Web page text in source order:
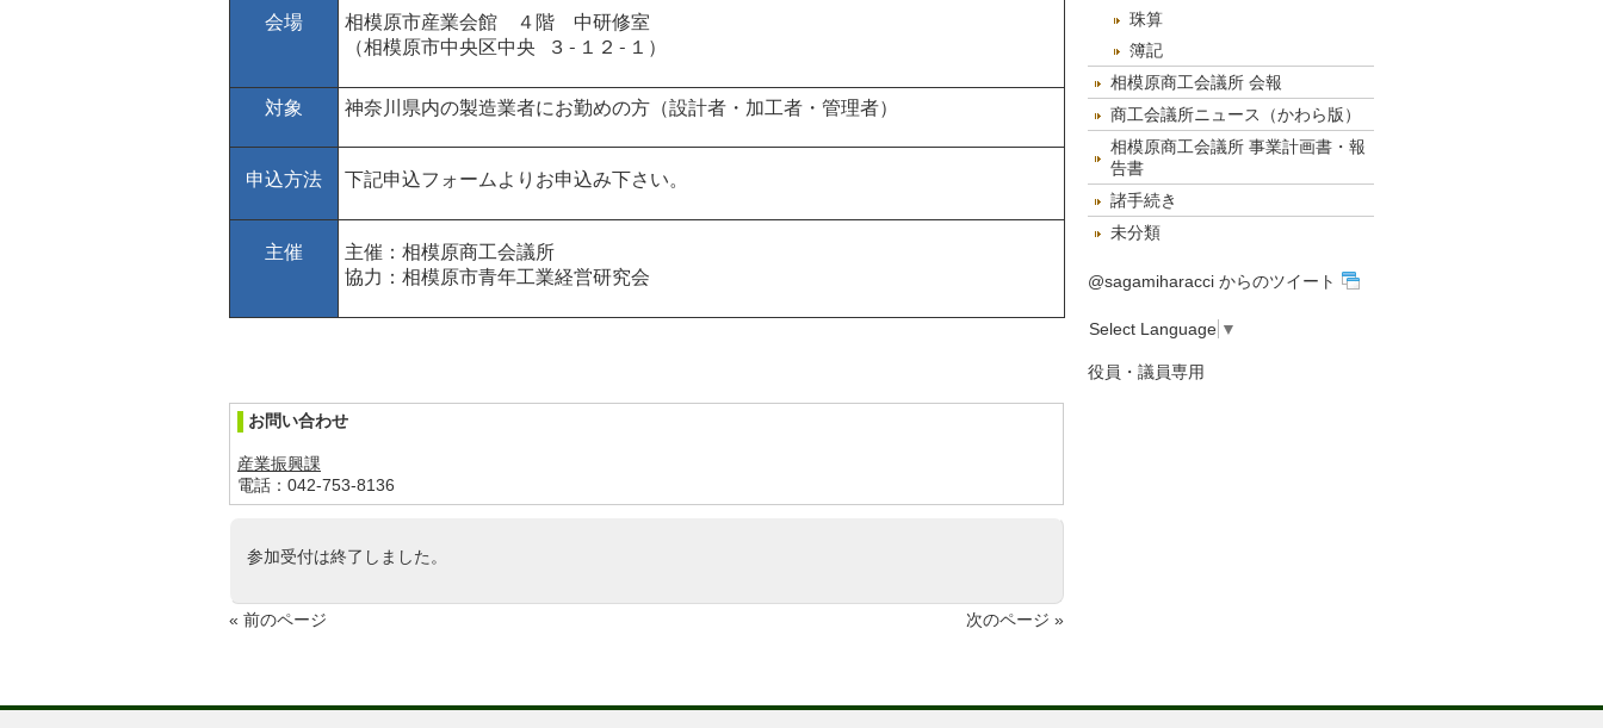
会場
相模原市産業会館 ４階 中研修室
（相模原市中央区中央 ３‐１２‐１）
対象 神奈川県内の製造業者にお勤めの方（設計者・加工者・管理者）
申込方法 下記申込フォームよりお申込み下さい。
主催
主催：相模原商工会議所
協力：相模原市青年工業経営研究会
お問い合わせ
産業振興課
電話：042-753-8136
参加受付は終了しました。
« 前のページ 次のページ »
珠算
簿記
相模原商工会議所 会報
商工会議所ニュース（かわら版）
相模原商工会議所 事業計画書・報
告書
諸手続き
未分類
@sagamiharacci からのツイート
Select Language ▼
役員・議員専用